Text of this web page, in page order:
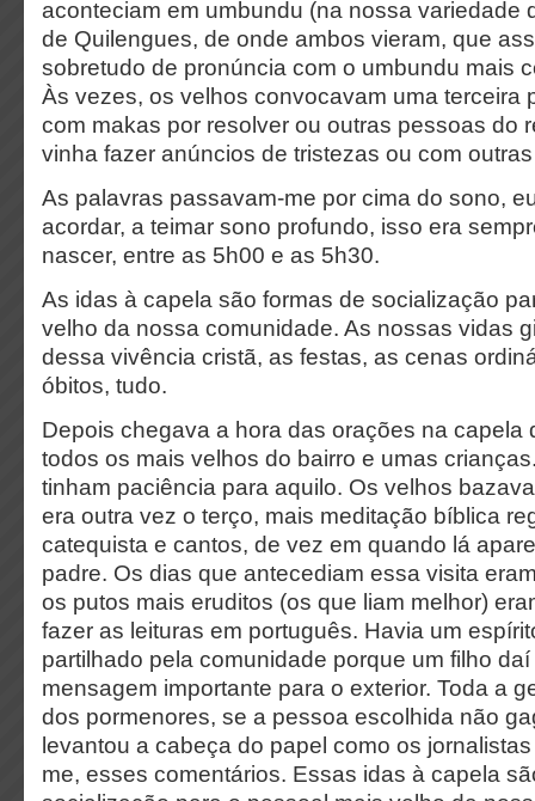
aconteciam em umbundu (na nossa variedade
de Quilengues, de onde ambos vieram, que
sobretudo de pronúncia com o umbundu mais
Às vezes, os velhos convocavam uma terceira
com makas por resolver ou outras pessoas do
vinha fazer anúncios de tristezas ou com
As palavras passavam-me por cima do sono,
acordar, a teimar sono profundo, isso era
nascer, entre as 5h00 e as 5h30.
As idas à capela são formas de socialização
velho da nossa comunidade. As nossas vidas
dessa vivência cristã, as festas, as cenas
óbitos, tudo.
Depois chegava a hora das orações na capela
todos os mais velhos do bairro e umas
tinham paciência para aquilo. Os velhos
era outra vez o terço, mais meditação bíblica
catequista e cantos, de vez em quando lá
padre. Os dias que antecediam essa visita
os putos mais eruditos (os que liam melhor)
fazer as leituras em português. Havia um
partilhado pela comunidade porque um filho
mensagem importante para o exterior. Toda a
dos pormenores, se a pessoa escolhida não
levantou a cabeça do papel como os
me, esses comentários. Essas idas à capela